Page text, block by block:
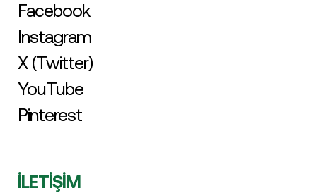
Facebook
Instagram
X (Twitter)
YouTube
Pinterest
İLETİŞİM